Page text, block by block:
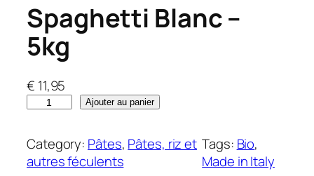
Spaghetti Blanc –
5kg
€ 11,95
a
n
Ajouter au panier
Category: Pâtes, Pâtes, riz et
autres féculents
Tags: Bio
Made in Italy